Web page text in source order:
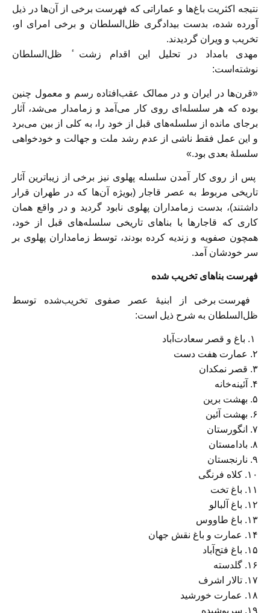
نتیجه اکثریت باغ‌ها و عماراتی که فهرست برخی از آن‌ها در ذیل
آورده شده، بدست بیدادگری ظل‌السلطان و برخی امرای او،
تخریب و ویران گردیدند.
مهدی بامداد در تحلیل این اقدام زشت ٔ ظل‌السلطان
نوشته‌است:
«قرن‌ها در ایران و در ممالک عقب‌افتاده رسم و معمول چنین
بوده که هر سلسله‌ای روی کار می‌آمد و زمامدار می‌شد، آثار
برجای مانده از سلسله‌های قبل از خود را، به کلی از بین می‌برد
و این عمل فقط ناشی از عدم رشد ملت و جهالت و خودخواهی
سلسلهٔ بعدی بود.»
پس از روی کار آمدن سلسله پهلوی نیز برخی از زیبا‌ترین آثار
تاریخی مربوط به عصر قاجار (بویژه آن‌ها که در طهران قرار
داشتند)، بدست زمامداران پهلوی نابود گردید و در واقع‌‌ همان
کاری که قاجار‌ها با بناهای تاریخی سلسله‌های قبل از خود،
همچون صفویه و زندیه کرده بودند، توسط زمامداران پهلوی بر
سر خودشان آمد.
فهرست بناهای تخریب شده
فهرست برخی از ابنیهٔ عصر صفوی تخریب‌شده توسط
ظل‌السلطان به شرح ذیل است:
۲. عمارت هفت دست
۳. قصر نمکدان
۴. آئینه‌خانه
۵. بهشت برین
۶. بهشت آئین
۷. انگورستان
۸. بادامستان
۹. نارنجستان
۱۰. کلاه فرنگی
۱۱. باغ تخت
۱۲. باغ آلبالو
۱۳. باغ طاووس
۱۴. عمارت و باغ نقش جهان
۱۵. باغ فتح‌آباد
۱۶. گلدسته
۱۷. تالار اشرف
۱۸. عمارت خورشید
۱۹. سرپوشیده